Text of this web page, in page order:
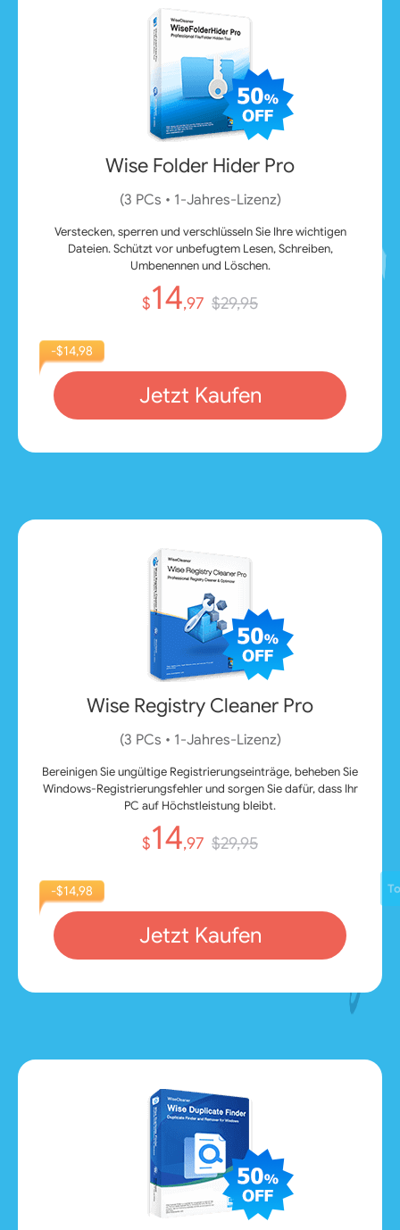
Wise Folder Hider Pro
(3 PCs • 1‑Jahres‑Lizenz)
Verstecken, sperren und verschlüsseln Sie Ihre wichtigen
Dateien. Schützt vor unbefugtem Lesen, Schreiben,
Umbenennen und Löschen.
$14,97 $29,95
-$14,98
Jetzt Kaufen
Wise Registry Cleaner Pro
(3 PCs • 1‑Jahres‑Lizenz)
Bereinigen Sie ungültige Registrierungseinträge, beheben Sie
Windows-Registrierungsfehler und sorgen Sie dafür, dass Ihr
PC auf Höchstleistung bleibt.
$14,97 $29,95
-$14,98
Jetzt Kaufen